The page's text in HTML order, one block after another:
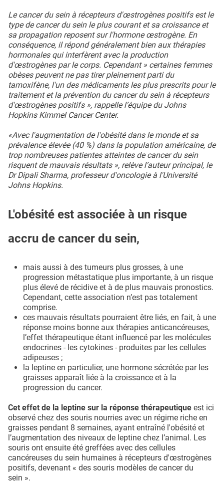
Le cancer du sein à récepteurs d'œstrogènes positifs est le
type de cancer du sein le plus courant et sa croissance et
sa propagation reposent sur l'hormone œstrogène. En
conséquence, il répond généralement bien aux thérapies
hormonales qui interfèrent avec la production
d'œstrogènes par le corps. Cependant » certaines femmes
obèses peuvent ne pas tirer pleinement parti du
tamoxifène, l'un des médicaments les plus prescrits pour le
traitement et la prévention du cancer du sein à récepteurs
d'œstrogènes positifs », rappelle l’équipe du Johns
Hopkins Kimmel Cancer Center.
«Avec l'augmentation de l'obésité dans le monde et sa
prévalence élevée (40 %) dans la population américaine, de
trop nombreuses patientes atteintes de cancer du sein
risquent de mauvais résultats », relève l’auteur principal, le
Dr Dipali Sharma, professeur d'oncologie à l'Université
Johns Hopkins.
L'obésité est associée à un risque
accru de cancer du sein,
mais aussi à des tumeurs plus grosses, à une
progression métastatique plus importante, à un risque
plus élevé de récidive et à de plus mauvais pronostics.
Cependant, cette association n’est pas totalement
comprise.
ces mauvais résultats pourraient être liés, en fait, à une
réponse moins bonne aux thérapies anticancéreuses,
l’effet thérapeutique étant influencé par les molécules
endocrines - les cytokines - produites par les cellules
adipeuses ;
la leptine en particulier, une hormone sécrétée par les
graisses apparaît liée à la croissance et à la
progression du cancer.
Cet effet de la leptine sur la réponse thérapeutique est ici
observé chez des souris nourries avec un régime riche en
graisses pendant 8 semaines, ayant entraîné l'obésité et
l’augmentation des niveaux de leptine chez l’animal. Les
souris ont ensuite été greffées avec des cellules
cancéreuses du sein humaines à récepteurs d'œstrogènes
positifs, devenant « des souris modèles de cancer du
sein ».